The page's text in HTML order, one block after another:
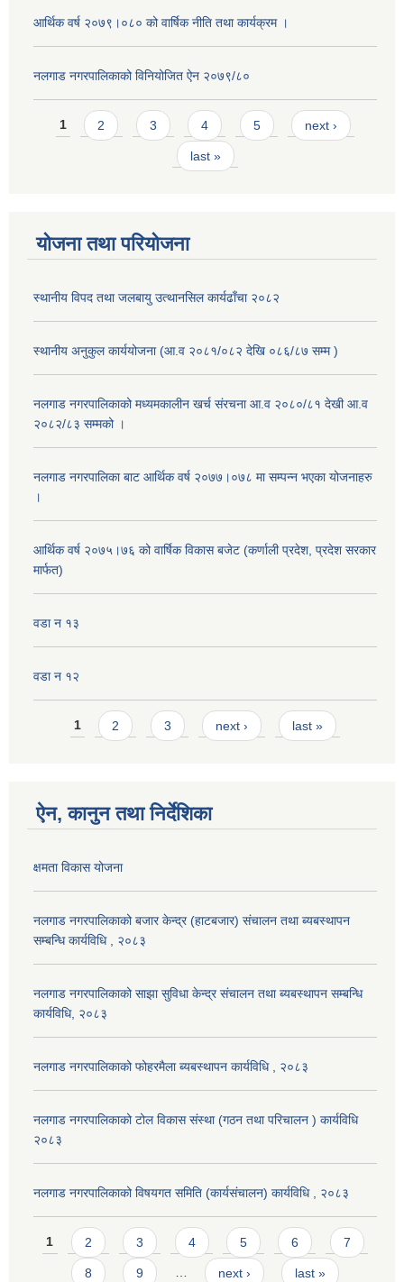
आर्थिक वर्ष २०७९।०८० को वार्षिक नीति तथा कार्यक्रम ।
नलगाड नगरपालिकाको विनियोजित ऐन २०७९/८०
Pages
1 2 3 4 5 next ›
last »
योजना तथा परियोजना
स्थानीय विपद तथा जलबायु उत्थानसिल कार्यढाँचा २०८२
स्थानीय अनुकुल कार्ययोजना (आ.व २०८१/०८२ देखि ०८६/८७ सम्म )
नलगाड नगरपालिकाको मध्यमकालीन खर्च संरचना आ.व २०८०/८१ देखी आ.व
२०८२/८३ सम्मको ।
नलगाड नगरपालिका बाट आर्थिक वर्ष २०७७।०७८ मा सम्पन्न भएका योजनाहरु
।
आर्थिक वर्ष २०७५।७६ को वार्षिक विकास बजेट (कर्णाली प्रदेश, प्रदेश सरकार
मार्फत)
वडा न १३
वडा न १२
Pages
1 2 3 next › last »
ऐन, कानुन तथा निर्देशिका
क्षमता विकास योजना
नलगाड नगरपालिकाको बजार केन्द्र (हाटबजार) संचालन तथा ब्यबस्थापन
सम्बन्धि कार्यविधि , २०८३
नलगाड नगरपालिकाको साझा सुविधा केन्द्र संचालन तथा ब्यबस्थापन सम्बन्धि
कार्यविधि, २०८३
नलगाड नगरपालिकाको फोहरमैला ब्यबस्थापन कार्यविधि , २०८३
नलगाड नगरपालिकाको टोल विकास संस्था (गठन तथा परिचालन ) कार्यविधि
२०८३
नलगाड नगरपालिकाको विषयगत समिति (कार्यसंचालन) कार्यविधि , २०८३
Pages
1 2 3 4 5 6 7
8 9 … next › last »